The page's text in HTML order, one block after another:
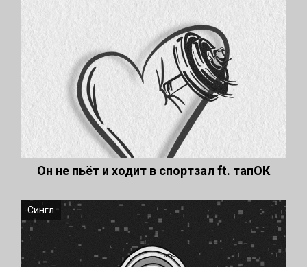
Он не пьёт и ходит в спортзал ft. тапОК
Сингл